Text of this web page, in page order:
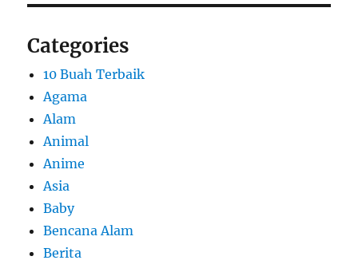
Categories
10 Buah Terbaik
Agama
Alam
Animal
Anime
Asia
Baby
Bencana Alam
Berita